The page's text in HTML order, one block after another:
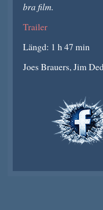
bra film.
Trailer
Längd: 1 h 47 min
Joes Brauers, Jim